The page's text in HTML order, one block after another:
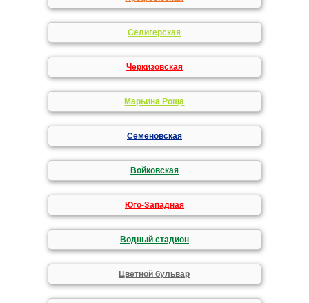
Селигерская
Черкизовская
Марьина Роща
Семеновская
Войковская
Юго-Западная
Водный стадион
Цветной бульвар